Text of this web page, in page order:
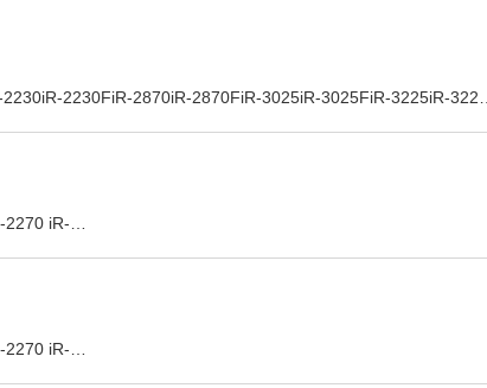
2230FiR-2870iR-2870FiR-3025iR-3025FiR-3225iR-322…
2270 iR-…
2270 iR-…